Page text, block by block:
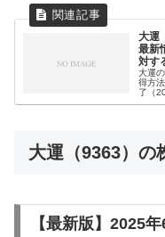
大運
最新
対す
大運
得方
了（
大運（9363）の
【最新版】2025